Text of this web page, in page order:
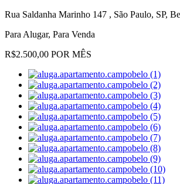
Rua Saldanha Marinho 147 , São Paulo, SP,
Para Alugar, Para Venda
R$2.500,00 POR MÊS